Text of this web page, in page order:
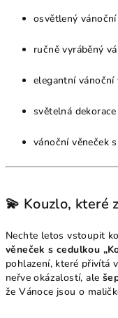
osvětlený
ručně vyráběný
elegantní vánoční
světelná
vánoční věneček
💫 Kouzlo, které
Nechte letos vstoupit
věneček s cedulkou
pohlazení, které přivítá
neřve okázalostí, ale
že Vánoce jsou o